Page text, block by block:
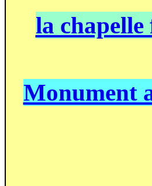
la
Monument